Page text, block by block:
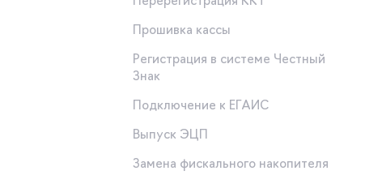
Прошивка кассы
Регистрация в системе Честный
Знак
Подключение к ЕГАИС
Выпуск ЭЦП
Замена фискального накопителя